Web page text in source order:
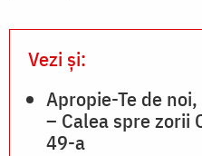
Foto:
Dorel
Grigor
Vezi și:
Apropie-Te de
– Calea spre zorii
49-a